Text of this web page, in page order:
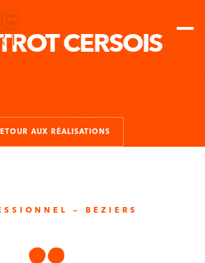
CERSOIS
AUX RÉALISATIONS
— BÉZIERS